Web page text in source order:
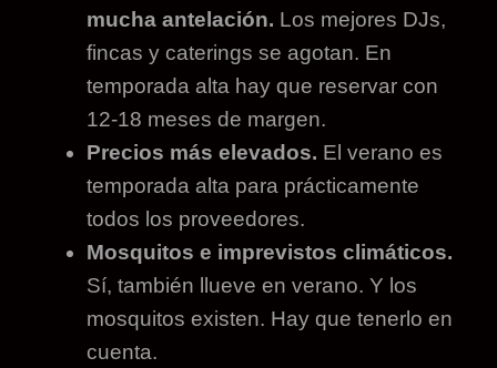
mucha antelación. Los mejores DJs,
fincas y caterings se agotan. En
temporada alta hay que reservar con
12-18 meses de margen.
Precios más elevados. El verano es
temporada alta para prácticamente
todos los proveedores.
Mosquitos e imprevistos climáticos.
Sí, también llueve en verano. Y los
mosquitos existen. Hay que tenerlo en
cuenta.